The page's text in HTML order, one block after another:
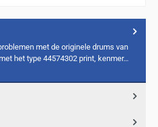
met de originele drums van
het type 44574302 print, kenmer…